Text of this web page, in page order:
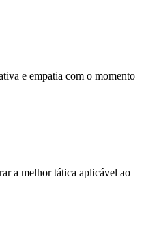
e empatia com o momento
a melhor tática aplicável ao